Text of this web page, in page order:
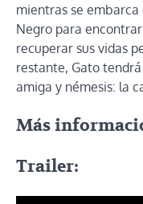
mientras se embarca
Negro para
recuperar sus vidas
restante, Gato
amiga y némesis: la
Más
Trailer: